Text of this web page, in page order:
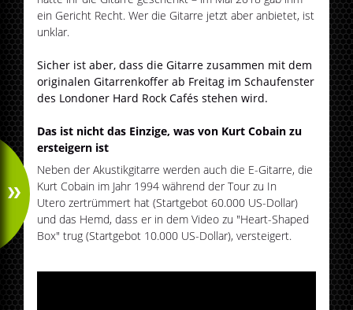
ein Gericht Recht. Wer die Gitarre jetzt aber anbietet, ist
unklar.
Sicher ist aber, dass die Gitarre zusammen mit dem
originalen Gitarrenkoffer ab Freitag im Schaufenster
des Londoner Hard Rock Cafés stehen wird.
Das ist nicht das Einzige, was von Kurt Cobain zu
ersteigern ist
Neben der Akustikgitarre werden auch die E-Gitarre, die
Kurt Cobain im Jahr 1994 während der Tour zu In
Utero zertrümmert hat (Startgebot 60.000 US-Dollar)
und das Hemd, dass er in dem Video zu "Heart-Shaped
Box" trug (Startgebot 10.000 US-Dollar), versteigert.